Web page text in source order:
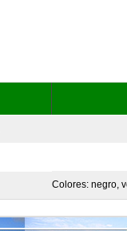
Colores: negro,